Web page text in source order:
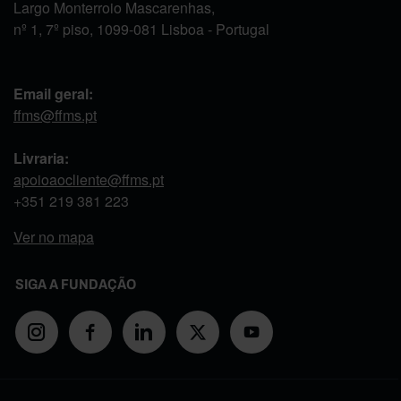
Largo Monterroio Mascarenhas,
nº 1, 7º piso, 1099-081 Lisboa - Portugal
Email geral:
ffms@ffms.pt
Livraria:
apoioaocliente@ffms.pt
+351 219 381 223
Ver no mapa
SIGA A FUNDAÇÃO